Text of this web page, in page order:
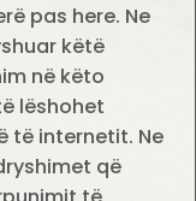
pas here. Ne
këtë
në këto
lëshohet
të internetit. Ne
që